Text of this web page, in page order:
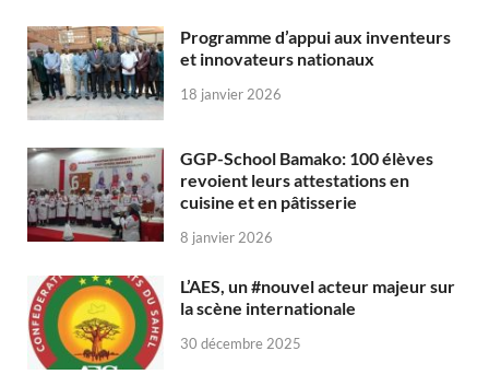
Programme d’appui aux inventeurs
et innovateurs nationaux
18 janvier 2026
GGP-School Bamako: 100 élèves
revoient leurs attestations en
cuisine et en pâtisserie
8 janvier 2026
L’AES, un #nouvel acteur majeur sur
la scène internationale
30 décembre 2025